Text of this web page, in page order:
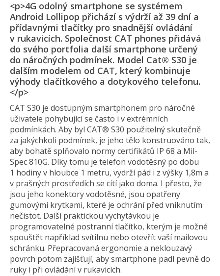
<p>4G odolný smartphone se systémem
Android Lollipop přichází s výdrží až 39 dní a
přídavnými tlačítky pro snadnější ovládání
v rukavicích. Společnost CAT phones přidává
do svého portfolia další smartphone určený
do náročných podmínek. Model Cat® S30 je
dalším modelem od CAT, který kombinuje
výhody tlačítkového a dotykového telefonu.
</p>
CAT S30 je dostupným smartphonem pro náročné
uživatele pohybující se často i v extrémních
podmínkách. Aby byl CAT® S30 použitelný skutečně
za jakýchkoli podmínek, je jeho tělo konstruováno tak,
aby bohatě splňovalo normy certifikátů IP 68 a Mil-
Spec 810G. Díky tomu je telefon vodotěsný po dobu
1 hodiny v hloubce 1 metru, vydrží pád i z výšky 1,8m a
v prašných prostředích se cítí jako doma. I přesto, že
jsou jeho konektory vodotěsné, jsou opatřeny
gumovými krytkami, které je ochrání před vniknutím
nečistot. Další praktickou vychytávkou je
programovatelné postranní tlačítko, kterým je možné
spouštět například svítilnu nebo otevřít vaší mailovou
schránku. Přepracovaná ergonomie a neklouzavý
povrch potom zajišťují, aby smartphone padl pevně do
ruky i při ovládání v rukavicích.